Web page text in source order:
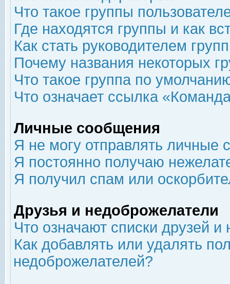
Что такое группы
Где находятся группы и как
Как стать руководителем
Почему названия некоторых
Что такое группа по
Что означает ссылка
Личные сообщения
Я не могу отправлять личные
Я постоянно получаю
Я получил спам или
Друзья и недоброжелатели
Что означают списки друзей
Как добавлять или удалять
недоброжелателей?